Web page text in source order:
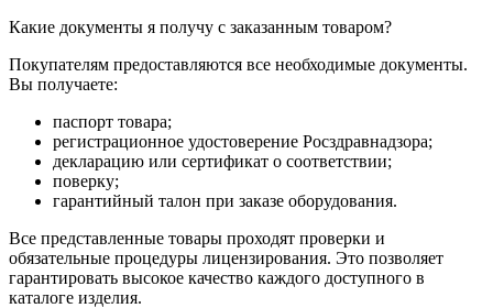
Какие документы я получу с заказанным товаром?
Покупателям предоставляются все необходимые документы.
Вы получаете:
паспорт товара;
регистрационное удостоверение Росздравнадзора;
декларацию или сертификат о соответствии;
поверку;
гарантийный талон при заказе оборудования.
Все представленные товары проходят проверки и
обязательные процедуры лицензирования. Это позволяет
гарантировать высокое качество каждого доступного в
каталоге изделия.